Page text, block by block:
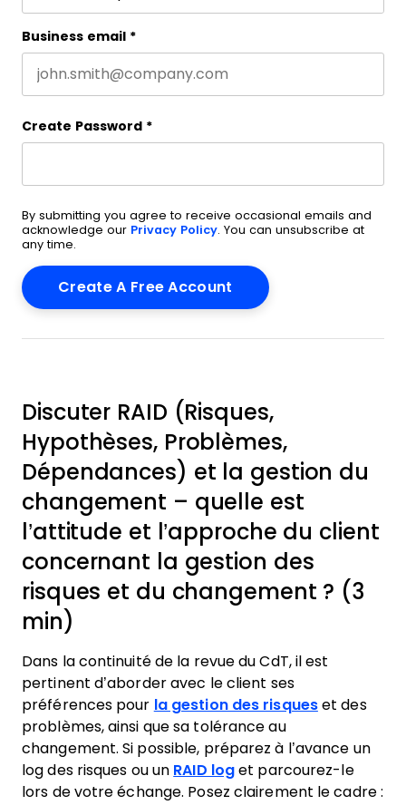
Business email *
Create Password *
By submitting you agree to receive occasional emails and
acknowledge our Privacy Policy. You can unsubscribe at
any time.
Discuter RAID (Risques,
Hypothèses, Problèmes,
Dépendances) et la gestion du
changement – quelle est
l’attitude et l’approche du client
concernant la gestion des
risques et du changement ? (3
min)
Dans la continuité de la revue du CdT, il est
pertinent d’aborder avec le client ses
préférences pour la gestion des risqueset des
problèmes, ainsi que sa tolérance au
changement. Si possible, préparez à l’avance un
log des risques ou un RAID log et parcourez-le
lors de votre échange. Posez clairement le cadre :